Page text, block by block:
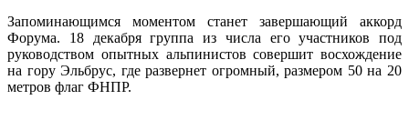
Запоминающимся моментом станет завершающий аккорд
Форума. 18 декабря группа из числа его участников под
руководством опытных альпинистов совершит восхождение
на гору Эльбрус, где развернет огромный, размером 50 на 20
метров флаг ФНПР.